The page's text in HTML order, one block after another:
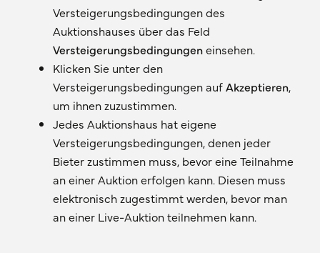
Versteigerungsbedingungen des
Auktionshauses über das Feld
Versteigerungsbedingungeneinsehen.
Klicken Sie unter den
Versteigerungsbedingungen aufAkzeptieren,
um ihnen zuzustimmen.
Jedes Auktionshaus hat eigene
Versteigerungsbedingungen, denen jeder
Bieter zustimmen muss, bevor eine Teilnahme
an einer Auktion erfolgen kann. Diesen muss
elektronisch zugestimmt werden, bevor man
an einer Live-Auktion teilnehmen kann.